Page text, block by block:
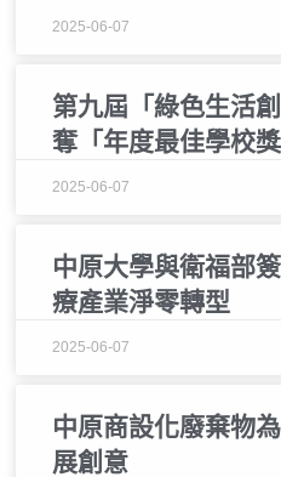
2025-06-07
第九屆「綠色生活
奪「年度最佳學校獎
2025-06-07
中原大學與衛福部
療產業淨零轉型
2025-06-07
中原商設化廢棄物
展創意